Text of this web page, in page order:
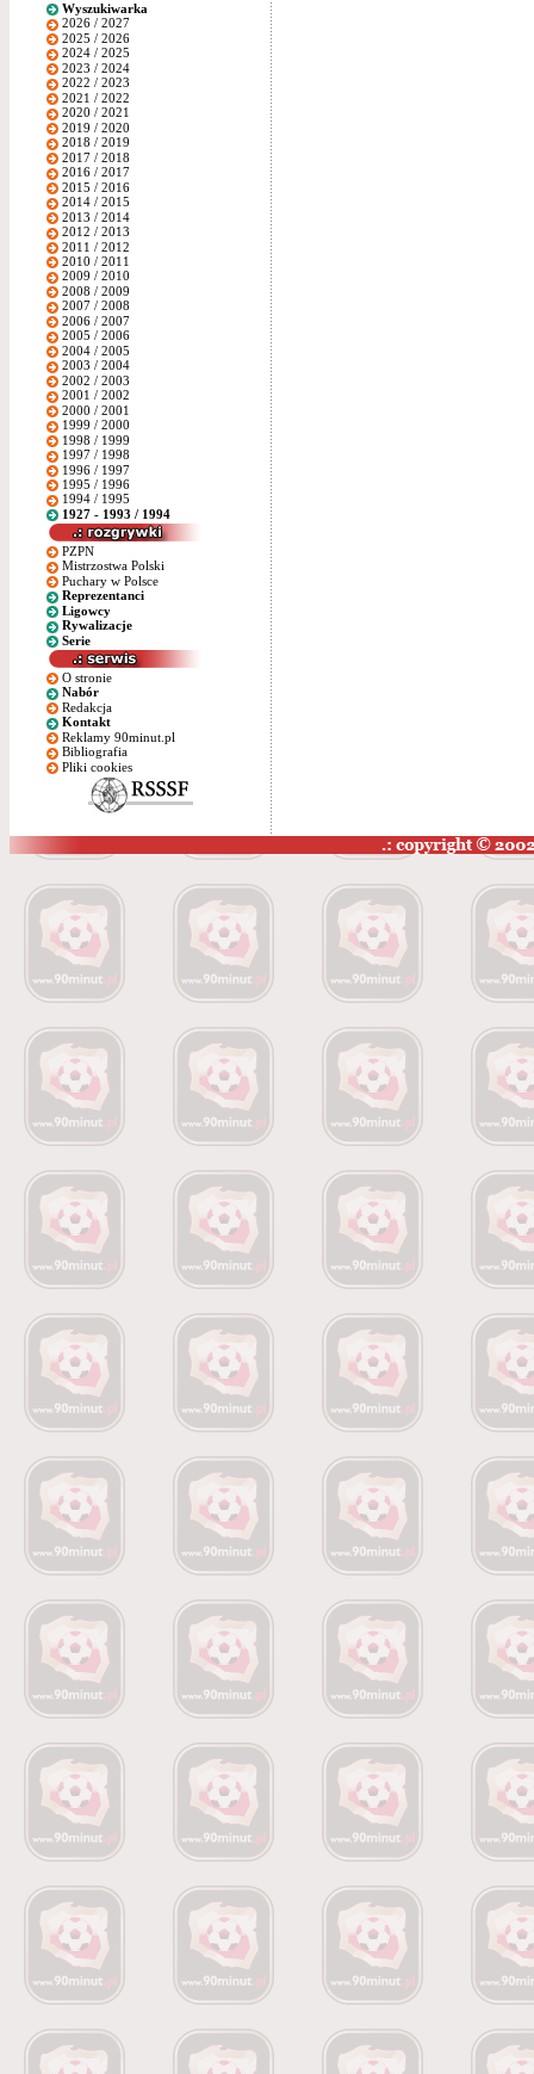
Wyszukiwarka
2026 / 2027
2025 / 2026
2024 / 2025
2023 / 2024
2022 / 2023
2021 / 2022
2020 / 2021
2019 / 2020
2018 / 2019
2017 / 2018
2016 / 2017
2015 / 2016
2014 / 2015
2013 / 2014
2012 / 2013
2011 / 2012
2010 / 2011
2009 / 2010
2008 / 2009
2007 / 2008
2006 / 2007
2005 / 2006
2004 / 2005
2003 / 2004
2002 / 2003
2001 / 2002
2000 / 2001
1999 / 2000
1998 / 1999
1997 / 1998
1996 / 1997
1995 / 1996
1994 / 1995
1927 - 1993 / 1994
PZPN
Mistrzostwa Polski
Puchary w Polsce
Reprezentanci
Ligowcy
Rywalizacje
Serie
O stronie
Nabór
Redakcja
Kontakt
Reklamy 90minut.pl
Bibliografia
Pliki cookies